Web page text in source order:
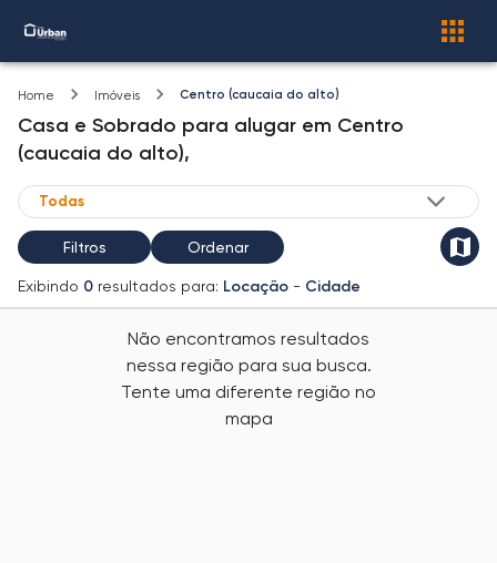
Home Imóveis Centro (caucaia do alto)
Casa e Sobrado para alugar em Centro
(caucaia do alto),
Filtros Ordenar
Exibindo 0 resultados para: Locação - Cidade
Não encontramos resultados
nessa região para sua busca.
Tente uma diferente região no
mapa